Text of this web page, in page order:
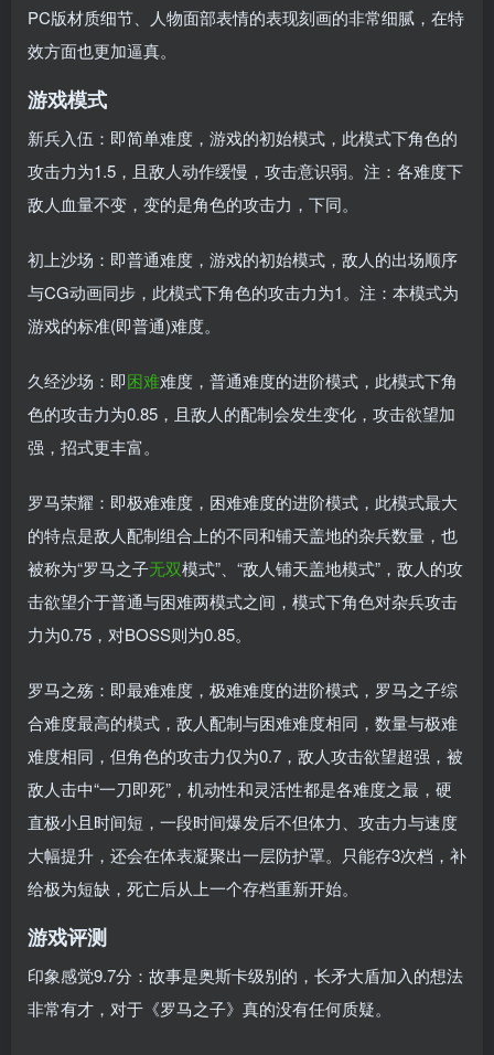
PC版材质细节、人物面部表情的表现刻画的非常细腻，在特
效方面也更加逼真。
游戏模式
新兵入伍：即简单难度，游戏的初始模式，此模式下角色的
攻击力为1.5，且敌人动作缓慢，攻击意识弱。注：各难度下
敌人血量不变，变的是角色的攻击力，下同。
初上沙场：即普通难度，游戏的初始模式，敌人的出场顺序
与CG动画同步，此模式下角色的攻击力为1。注：本模式为
游戏的标准(即普通)难度。
久经沙场：即困难难度，普通难度的进阶模式，此模式下角
色的攻击力为0.85，且敌人的配制会发生变化，攻击欲望加
强，招式更丰富。
罗马荣耀：即极难难度，困难难度的进阶模式，此模式最大
的特点是敌人配制组合上的不同和铺天盖地的杂兵数量，也
被称为“罗马之子无双模式”、“敌人铺天盖地模式”，敌人的攻
击欲望介于普通与困难两模式之间，模式下角色对杂兵攻击
力为0.75，对BOSS则为0.85。
罗马之殇：即最难难度，极难难度的进阶模式，罗马之子综
合难度最高的模式，敌人配制与困难难度相同，数量与极难
难度相同，但角色的攻击力仅为0.7，敌人攻击欲望超强，被
敌人击中“一刀即死”，机动性和灵活性都是各难度之最，硬
直极小且时间短，一段时间爆发后不但体力、攻击力与速度
大幅提升，还会在体表凝聚出一层防护罩。只能存3次档，补
给极为短缺，死亡后从上一个存档重新开始。
游戏评测
印象感觉9.7分：故事是奥斯卡级别的，长矛大盾加入的想法
非常有才，对于《罗马之子》真的没有任何质疑。